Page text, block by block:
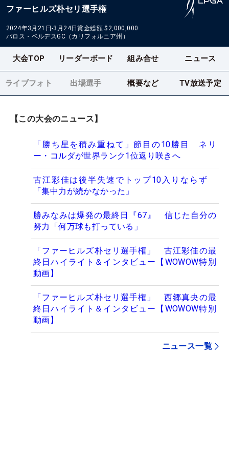
ファーヒルズ朴セリ選手権
2024年3月21日-3月24日賞金総額 $2,000,000
パロス・ベルデスGC（カリフォルニア州）
大会TOP リーダーボード 組み合せ ニュース
ライブフォト 出場選手 概要など TV放送予定
【この大会のニュース】
「勝ち星を積み重ねて」節目の10勝目 ネリ
ー・コルダが世界ランク1位返り咲きへ
古江彩佳は後半失速でトップ10入りならず
「集中力が続かなかった」
勝みなみは爆発の最終日『67』 信じた自分の
努力「何万球も打っている」
「ファーヒルズ朴セリ選手権」 古江彩佳の最
終日ハイライト＆インタビュー【WOWOW特別
動画】
「ファーヒルズ朴セリ選手権」 西郷真央の最
終日ハイライト＆インタビュー【WOWOW特別
動画】
ニュース一覧